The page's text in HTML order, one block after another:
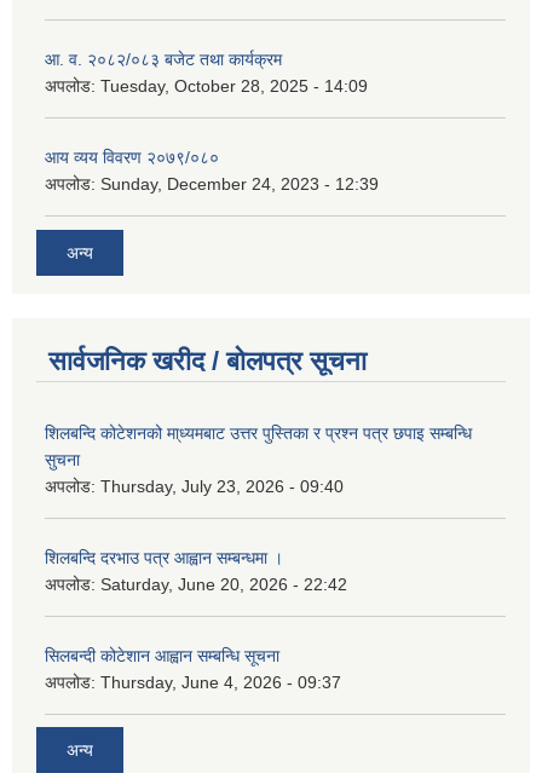
आ. व. २०८२/०८३ बजेट तथा कार्यक्रम
अपलोड: Tuesday, October 28, 2025 - 14:09
आय व्यय विवरण २०७९/०८०
अपलोड: Sunday, December 24, 2023 - 12:39
अन्य
सार्वजनिक खरीद / बोलपत्र सूचना
शिलबन्दि कोटेशनको मा्ध्यमबाट उत्तर पुस्तिका र प्रश्न पत्र छपाइ सम्बन्धि
सुचना
अपलोड: Thursday, July 23, 2026 - 09:40
शिलबन्दि दरभाउ पत्र आह्वान सम्बन्धमा ।
अपलोड: Saturday, June 20, 2026 - 22:42
सिलबन्दी कोटेशान आह्वान सम्बन्धि सूचना
अपलोड: Thursday, June 4, 2026 - 09:37
अन्य